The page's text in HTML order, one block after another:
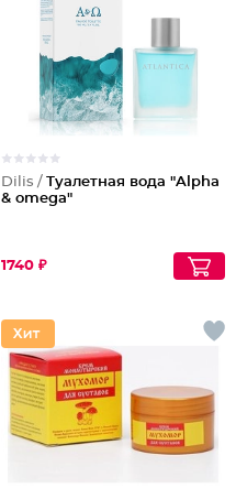
Dilis / Туалетная вода "Alpha
& omega"
1740 ₽